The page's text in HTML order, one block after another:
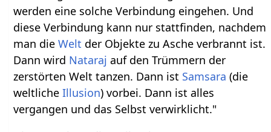
werden eine solche Verbindung eingehen. Und
diese Verbindung kann nur stattfinden, nachdem
man dieWelt der Objekte zu Asche verbrannt ist.
Dann wird Nataraj auf den Trümmern der
zerstörten Welt tanzen. Dann ist Samsara (die
weltlicheIllusion) vorbei. Dann ist alles
vergangen und das Selbst verwirklicht."